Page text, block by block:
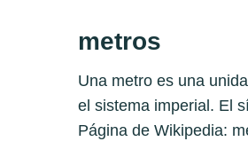
metros
Una metro es una
el sistema imperial. El
Página de Wikipedia: